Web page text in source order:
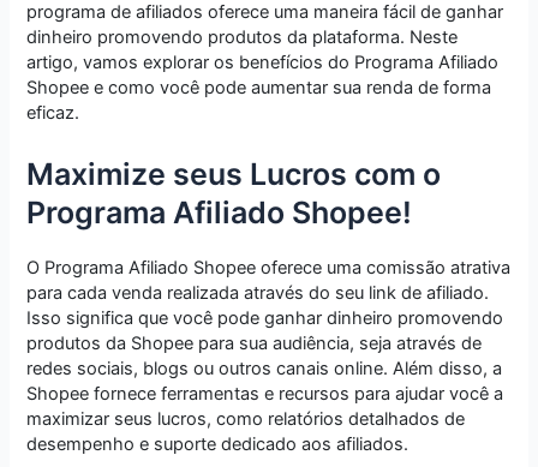
programa de afiliados oferece uma maneira fácil de ganhar
dinheiro promovendo produtos da plataforma. Neste
artigo, vamos explorar os benefícios do Programa Afiliado
Shopee e como você pode aumentar sua renda de forma
eficaz.
Maximize seus Lucros com o
Programa Afiliado Shopee!
O Programa Afiliado Shopee oferece uma comissão atrativa
para cada venda realizada através do seu link de afiliado.
Isso significa que você pode ganhar dinheiro promovendo
produtos da Shopee para sua audiência, seja através de
redes sociais, blogs ou outros canais online. Além disso, a
Shopee fornece ferramentas e recursos para ajudar você a
maximizar seus lucros, como relatórios detalhados de
desempenho e suporte dedicado aos afiliados.